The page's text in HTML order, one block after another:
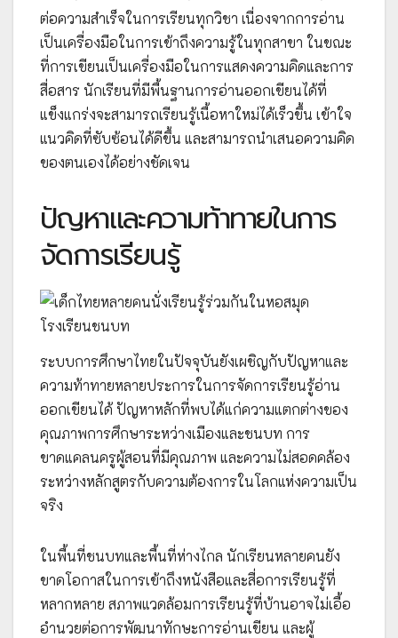
ต่อความสำเร็จในการเรียนทุกวิชา เนื่องจากการอ่าน
เป็นเครื่องมือในการเข้าถึงความรู้ในทุกสาขา ในขณะ
ที่การเขียนเป็นเครื่องมือในการแสดงความคิดและการ
สื่อสาร นักเรียนที่มีพื้นฐานการอ่านออกเขียนได้ที่
แข็งแกร่งจะสามารถเรียนรู้เนื้อหาใหม่ได้เร็วขึ้น เข้าใจ
แนวคิดที่ซับซ้อนได้ดีขึ้น และสามารถนำเสนอความคิด
ของตนเองได้อย่างชัดเจน
ปัญหาและความท้าทายในการ
จัดการเรียนรู้
ระบบการศึกษาไทยในปัจจุบันยังเผชิญกับปัญหาและ
ความท้าทายหลายประการในการจัดการเรียนรู้อ่าน
ออกเขียนได้ ปัญหาหลักที่พบได้แก่ความแตกต่างของ
คุณภาพการศึกษาระหว่างเมืองและชนบท การ
ขาดแคลนครูผู้สอนที่มีคุณภาพ และความไม่สอดคล้อง
ระหว่างหลักสูตรกับความต้องการในโลกแห่งความเป็น
จริง
ในพื้นที่ชนบทและพื้นที่ห่างไกล นักเรียนหลายคนยัง
ขาดโอกาสในการเข้าถึงหนังสือและสื่อการเรียนรู้ที่
หลากหลาย สภาพแวดล้อมการเรียนรู้ที่บ้านอาจไม่เอื้อ
อำนวยต่อการพัฒนาทักษะการอ่านเขียน และผู้